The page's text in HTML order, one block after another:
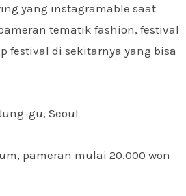
yang instagramable saat
tematik fashion, festival
festival di sekitarnya yang bisa
gu, Seoul
pameran mulai 20.000 won